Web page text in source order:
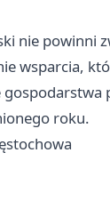
nie powinni
wsparcia,
roku.